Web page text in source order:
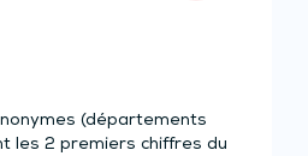
(départements
les 2 premiers chiffres du